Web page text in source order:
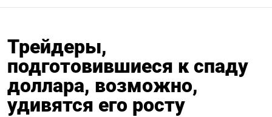
Трейдеры,
подготовившиеся к спаду
доллара, возможно,
удивятся его росту